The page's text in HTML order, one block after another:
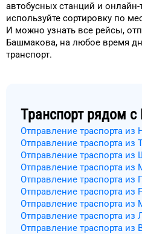
автобусных станций и онлайн-
используйте сортировку по
И можно узнать все рейсы,
Башмакова, на любое время
транспорт.
Транспорт рядом с
Отправление траспорта из
Отправление траспорта из
Отправление траспорта
Отправление траспорта из
Отправление траспорта из
Отправление траспорта из
Отправление траспорта
Отправление траспорта из
Отправление траспорта из